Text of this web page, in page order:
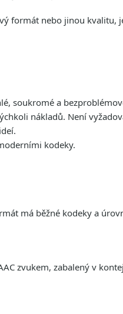
formát nebo jinou kvalitu,
soukromé a
nákladů. Není
kodeky.
má běžné kodeky a
zvukem, zabalený v